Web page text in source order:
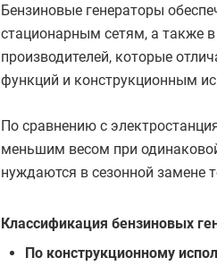
Бензиновые генераторы
стационарным сетям, а также
производителей, которые
функций и конструкционным
По сравнению с
меньшим весом при
нуждаются в сезонной замене
Классификация бензиновых
По конструкционному